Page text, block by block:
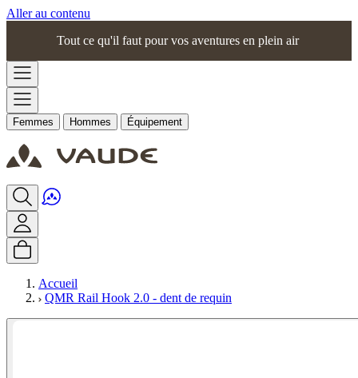
Aller au contenu
Tout ce qu'il faut pour vos aventures en plein air
Femmes Hommes Équipement
Accueil
QMR Rail Hook 2.0 - dent de requin